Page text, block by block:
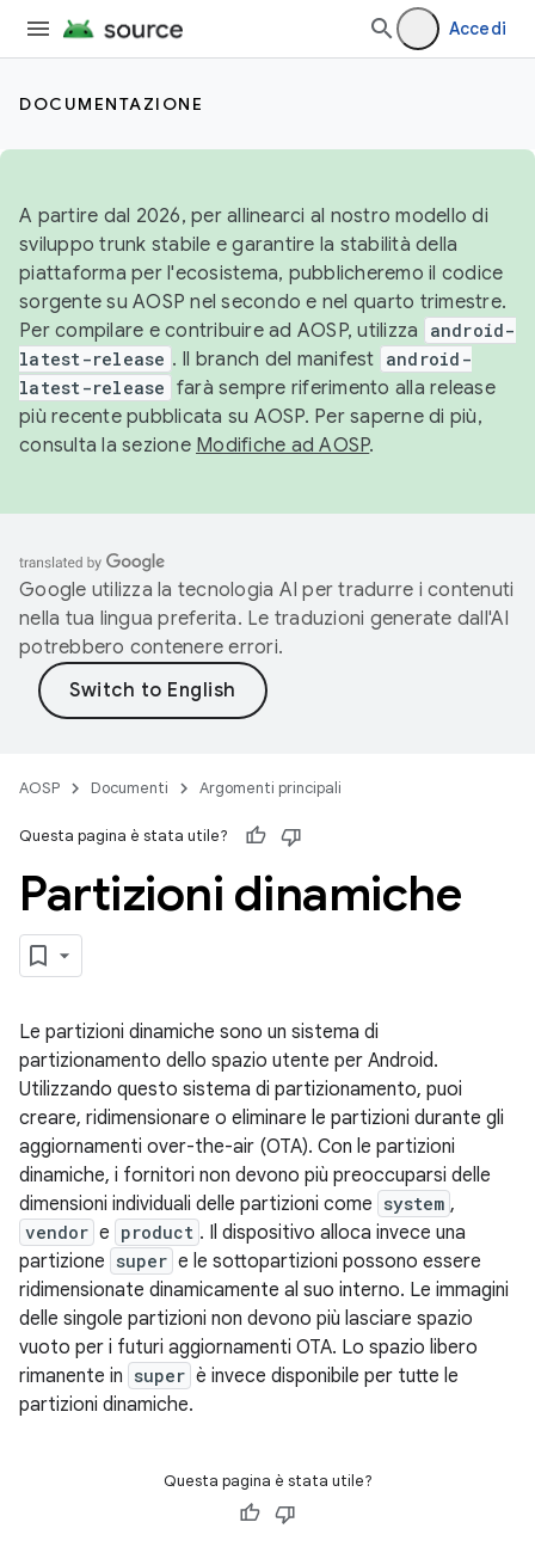
Accedi
DOCUMENTAZIONE
A partire dal 2026, per allinearci al nostro modello di
sviluppo trunk stabile e garantire la stabilità della
piattaforma per l'ecosistema, pubblicheremo il codice
sorgente su AOSP nel secondo e nel quarto trimestre.
Per compilare e contribuire ad AOSP, utilizza
android-
latest-release . Il branch del manifest android-
latest-release farà sempre riferimento alla release
più recente pubblicata su AOSP. Per saperne di più,
consulta la sezione Modifiche ad AOSP.
Google utilizza la tecnologia AI per tradurre i contenuti
nella tua lingua preferita. Le traduzioni generate dall'AI
potrebbero contenere errori.
AOSP Documenti Argomenti principali
Questa pagina è stata utile?
Partizioni dinamiche
Le partizioni dinamiche sono un sistema di
partizionamento dello spazio utente per Android.
Utilizzando questo sistema di partizionamento, puoi
creare, ridimensionare o eliminare le partizioni durante gli
aggiornamenti over-the-air (OTA). Con le partizioni
dinamiche, i fornitori non devono più preoccuparsi delle
dimensioni individuali delle partizioni come system ,
vendor e product . Il dispositivo alloca invece una
partizione super e le sottopartizioni possono essere
ridimensionate dinamicamente al suo interno. Le immagini
delle singole partizioni non devono più lasciare spazio
vuoto per i futuri aggiornamenti OTA. Lo spazio libero
rimanente in super è invece disponibile per tutte le
partizioni dinamiche.
Questa pagina è stata utile?